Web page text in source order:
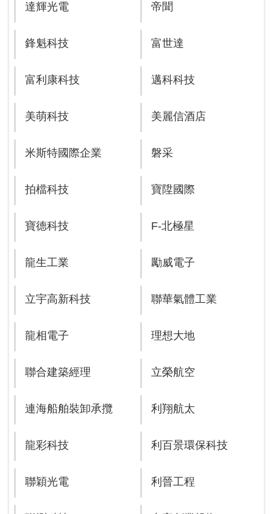
達輝光電 帝聞
鋒魁科技 富世達
富利康科技 邁科科技
美萌科技 美麗信酒店
米斯特國際企業 磐采
拍檔科技 寶陞國際
寶德科技 F-北極星
龍生工業 勵威電子
立宇高新科技 聯華氣體工業
龍相電子 理想大地
聯合建築經理 立榮航空
連海船舶裝卸承攬 利翔航太
龍彩科技 利百景環保科技
聯穎光電 利晉工程